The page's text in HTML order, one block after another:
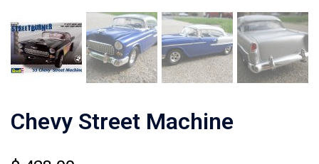
Chevy Street Machine